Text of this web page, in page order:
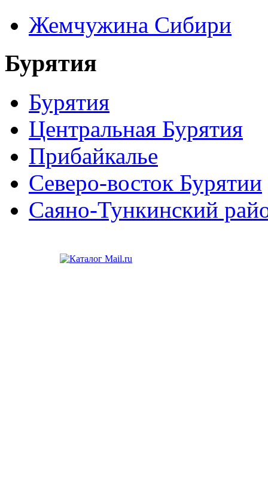
Жемчужина Сибири
Бурятия
Бурятия
Центральная Бурятия
Прибайкалье
Северо-восток Бурятии
Саяно-Тункинский